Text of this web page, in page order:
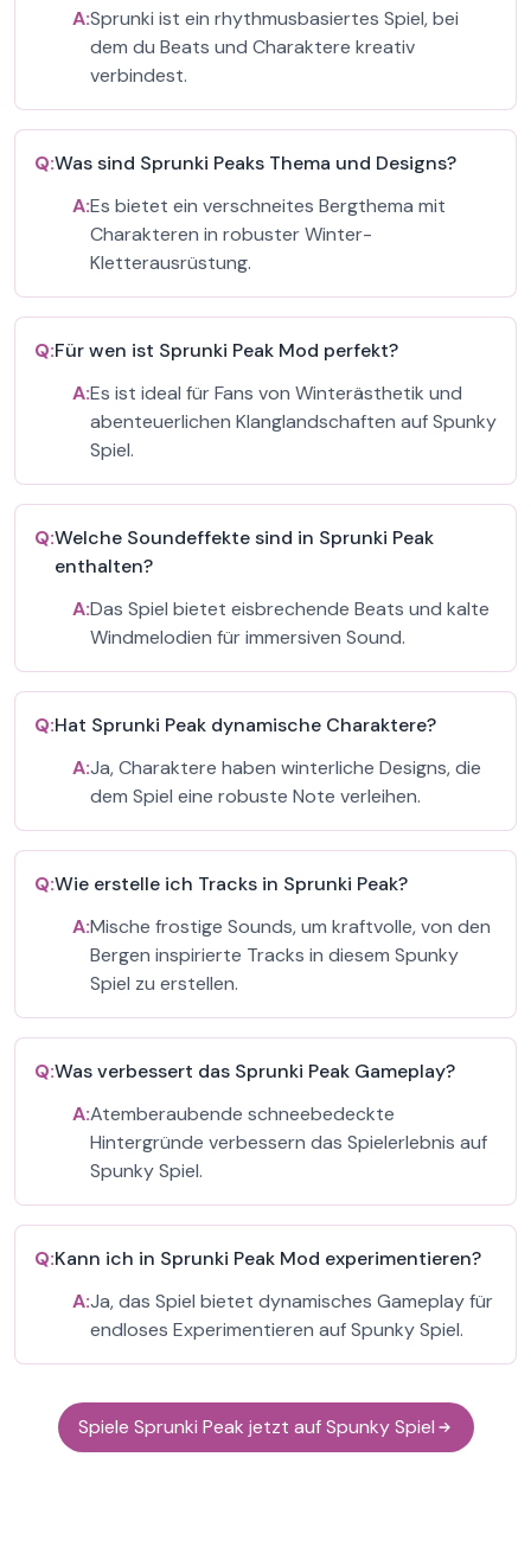
A:Sprunki ist ein rhythmusbasiertes Spiel, bei
dem du Beats und Charaktere kreativ
verbindest.
Q:Was sind Sprunki Peaks Thema und Designs?
A:Es bietet ein verschneites Bergthema mit
Charakteren in robuster Winter-
Kletterausrüstung.
Q:Für wen ist Sprunki Peak Mod perfekt?
A:Es ist ideal für Fans von Winterästhetik und
abenteuerlichen Klanglandschaften auf Spunky
Spiel.
Q:Welche Soundeffekte sind in Sprunki Peak
enthalten?
A:Das Spiel bietet eisbrechende Beats und kalte
Windmelodien für immersiven Sound.
Q:Hat Sprunki Peak dynamische Charaktere?
A:Ja, Charaktere haben winterliche Designs, die
dem Spiel eine robuste Note verleihen.
Q:Wie erstelle ich Tracks in Sprunki Peak?
A:Mische frostige Sounds, um kraftvolle, von den
Bergen inspirierte Tracks in diesem Spunky
Spiel zu erstellen.
Q:Was verbessert das Sprunki Peak Gameplay?
A:Atemberaubende schneebedeckte
Hintergründe verbessern das Spielerlebnis auf
Spunky Spiel.
Q:Kann ich in Sprunki Peak Mod experimentieren?
A:Ja, das Spiel bietet dynamisches Gameplay für
endloses Experimentieren auf Spunky Spiel.
Spiele Sprunki Peak jetzt auf Spunky Spiel